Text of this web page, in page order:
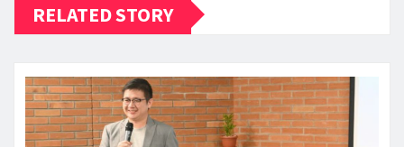
RELATED STORY